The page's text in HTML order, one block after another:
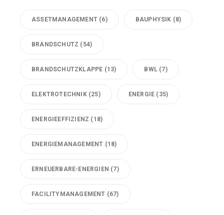
ASSETMANAGEMENT (6) BAUPHYSIK (8)
BRANDSCHUTZ (54)
BRANDSCHUTZKLAPPE (13) BWL (7)
ELEKTROTECHNIK(25) ENERGIE (35)
ENERGIEEFFIZIENZ (18)
ENERGIEMANAGEMENT (18)
ERNEUERBARE-ENERGIEN (7)
FACILITYMANAGEMENT (67)